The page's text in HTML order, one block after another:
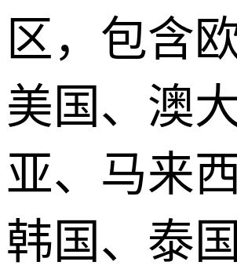
区，包含
美国、澳
亚、马来西
韩国、泰